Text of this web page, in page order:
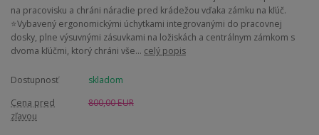
na pracovisku a chráni náradie pred krádežou vďaka zámku na kľúč.
⭐Vybavený ergonomickými úchytkami integrovanými do pracovnej
dosky, plne výsuvnými zásuvkami na ložiskách a centrálnym zámkom s
dvoma kľúčmi, ktorý chráni vše... celý popis
Dostupnosť
skladom
Cena pred
zľavou
800,00 EUR